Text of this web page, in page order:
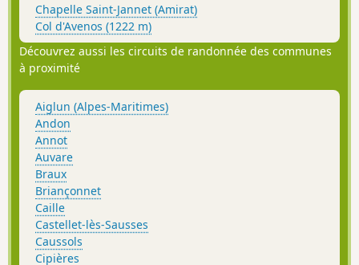
Chapelle Saint-Jannet (Amirat)
Col d'Avenos (1222 m)
Découvrez aussi les circuits de randonnée des communes
à proximité
Aiglun (Alpes-Maritimes)
Andon
Annot
Auvare
Braux
Briançonnet
Caille
Castellet-lès-Sausses
Caussols
Cipières